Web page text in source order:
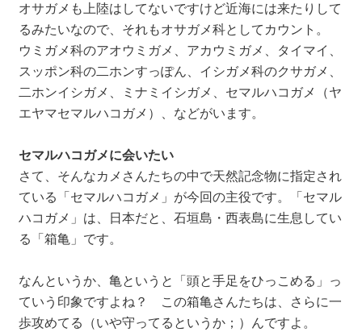
オサガメも上陸はしてないですけど近海には来たりして
るみたいなので、それもオサガメ科としてカウント。
ウミガメ科のアオウミガメ、アカウミガメ、タイマイ、
スッポン科の二ホンすっぽん、イシガメ科のクサガメ、
二ホンイシガメ、ミナミイシガメ、セマルハコガメ（ヤ
エヤマセマルハコガメ）、などがいます。
セマルハコガメに会いたい
さて、そんなカメさんたちの中で天然記念物に指定され
ている「セマルハコガメ」が今回の主役です。「セマル
ハコガメ」は、日本だと、石垣島・西表島に生息してい
る「箱亀」です。
なんというか、亀というと「頭と手足をひっこめる」っ
ていう印象ですよね？ この箱亀さんたちは、さらに一
歩攻めてる（いや守ってるというか；）んですよ。